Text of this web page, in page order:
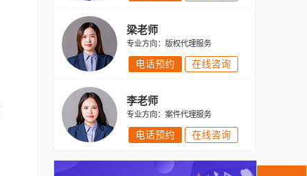
梁老师
专业方向：版权代理服务
电话预约 在线咨询
李老师
专业方向：案件代理服务
电话预约 在线咨询